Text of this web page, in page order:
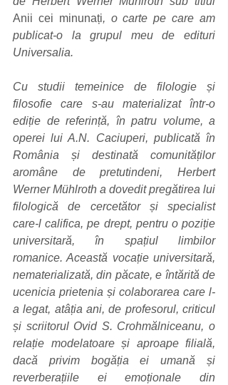
Anii cei minunați, o carte pe care am
publicat-o la grupul meu de edituri
Universalia.
Cu studii temeinice de filologie și
filosofie care s-au materializat într-o
ediție de referință, în patru volume, a
operei lui A.N. Caciuperi, publicată în
România și destinată comunităților
aromâne de pretutindeni, Herbert
Werner Mühlroth a dovedit pregătirea lui
filologică de cercetător și specialist
care-l califica, pe drept, pentru o poziție
universitară, în spațiul limbilor
romanice. Această vocație universitară,
nematerializată, din păcate, e întărită de
ucenicia prietenia și colaborarea care l-
a legat, atâția ani, de profesorul, criticul
și scriitorul Ovid S. Crohmălniceanu, o
relație modelatoare și aproape filială,
dacă privim bogăția ei umană și
reverberațiile ei emoționale din